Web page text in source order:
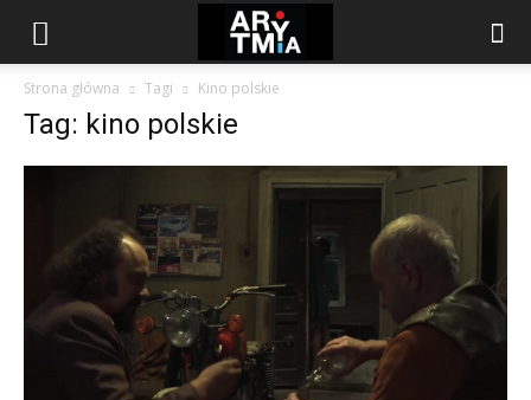
arytmia.eu
Strona główna Tagi Kino polskie
Tag: kino polskie